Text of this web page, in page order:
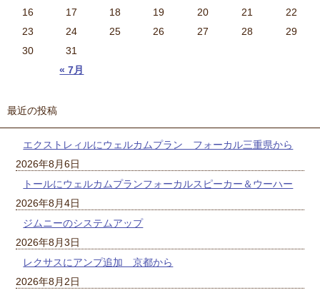
« 7月
16
17 18 19 20 21
22
23
24 25 26 27 28
29
30
31
最近の投稿
エクストレィルにウェルカムプラン フォーカル三重県から
2026年8月6日
トールにウェルカムプランフォーカルスピーカー＆ウーハー
2026年8月4日
ジムニーのシステムアップ
2026年8月3日
レクサスにアンプ追加 京都から
2026年8月2日